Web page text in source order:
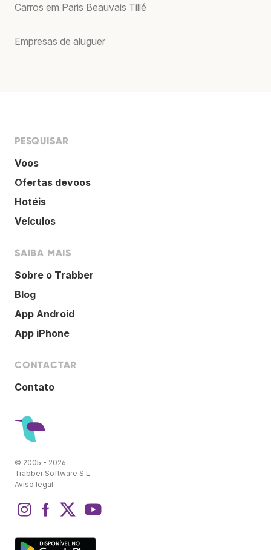
Carros em Paris Beauvais Tillé
Empresas de aluguer
PESQUISAR
Voos
Ofertas devoos
Hotéis
Veículos
SAIBA MAIS
Sobre o Trabber
Blog
App Android
App iPhone
CONTACTAR
Contato
© 2005 - 2026
Trabber Software S.L.
Aviso legal